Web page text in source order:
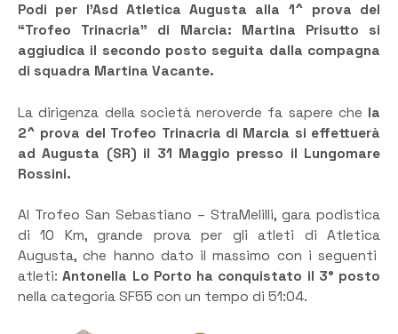
Podi per l’Asd Atletica Augusta alla 1^ prova del
“Trofeo Trinacria” di Marcia: Martina Prisutto si
aggiudica il secondo posto seguita dalla compagna
di squadra Martina Vacante.
La dirigenza della società neroverde fa sapere che la
2^ prova del Trofeo Trinacria di Marcia si effettuerà
ad Augusta (SR) il 31 Maggio presso il Lungomare
Rossini.
Al Trofeo San Sebastiano – StraMelilli, gara podistica
di 10 Km, grande prova per gli atleti di Atletica
Augusta, che hanno dato il massimo con i seguenti
atleti:Antonella Lo Porto ha conquistato il 3° posto
nella categoria SF55 con un tempo di 51:04.